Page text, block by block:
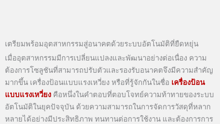
เตรียมพร้อมอุตสาหกรรมสู่อนาคตด้วยระบบอัตโนมัติที่ยืดหยุ่น
เมื่ออุตสาหกรรมมีการเปลี่ยนแปลงและพัฒนาอย่างต่อเนื่อง ความ
ต้องการโซลูชันที่สามารถปรับตัวและรองรับอนาคตจึงมีความสำคัญ
มากขึ้น เครื่องป้อนแบบแรงเหวี่ยง หรือที่รู้จักกันในชื่อ เครื่องป้อน
แบบแรงเหวี่ยง คือหนึ่งในคำตอบที่ตอบโจทย์ความท้าทายของระบบ
อัตโนมัติในยุคปัจจุบัน ด้วยความสามารถในการจัดการวัสดุที่หลาก
หลายได้อย่างมีประสิทธิภาพ ทนทานต่อการใช้งาน และต้องการการ